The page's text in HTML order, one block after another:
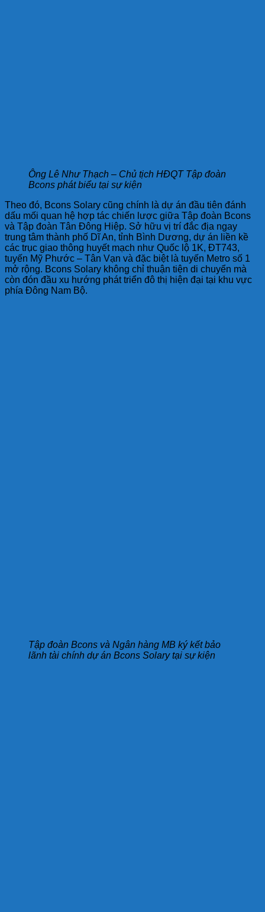
Ông Lê Như Thạch – Chủ tịch HĐQT Tập đoàn
Bcons phát biểu tại sự kiện
Theo đó, Bcons Solary cũng chính là dự án đầu tiên đánh
dấu mối quan hệ hợp tác chiến lược giữa Tập đoàn Bcons
và Tập đoàn Tân Đông Hiệp. Sở hữu vị trí đắc địa ngay
trung tâm thành phố Dĩ An, tỉnh Bình Dương, dự án liền kề
các trục giao thông huyết mạch như Quốc lộ 1K, ĐT743,
tuyến Mỹ Phước – Tân Vạn và đặc biệt là tuyến Metro số 1
mở rộng. Bcons Solary không chỉ thuận tiện di chuyển mà
còn đón đầu xu hướng phát triển đô thị hiện đại tại khu vực
phía Đông Nam Bộ.
Tập đoàn Bcons và Ngân hàng MB ký kết bảo
lãnh tài chính dự án Bcons Solary tại sự kiện